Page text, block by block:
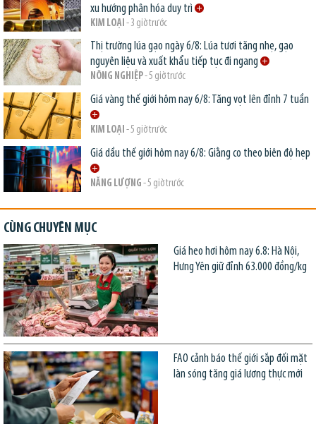
xu hướng phân hóa duy trì
KIM LOẠI - 3 giờ trước
Thị trường lúa gạo ngày 6/8: Lúa tươi tăng nhẹ, gạo
nguyên liệu và xuất khẩu tiếp tục đi ngang
NÔNG NGHIỆP- 5 giờ trước
Giá vàng thế giới hôm nay 6/8: Tăng vọt lên đỉnh 7 tuần
KIM LOẠI - 5 giờ trước
Giá dầu thế giới hôm nay 6/8: Giằng co theo biên độ hẹp
NĂNG LƯỢNG - 5 giờ trước
CÙNG CHUYÊN MỤC
Giá heo hơi hôm nay 6.8: Hà Nội,
Hưng Yên giữ đỉnh 63.000 đồng/kg
FAO cảnh báo thế giới sắp đối mặt
làn sóng tăng giá lương thực mới